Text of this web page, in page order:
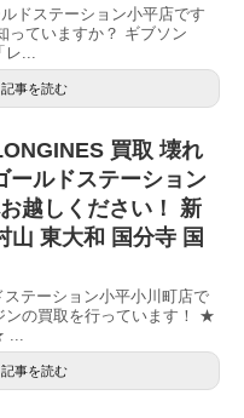
ドステーション小平店です
ていますか？ ギブソン
...
記事を読む
買取 壊れ
ールドステーション
越しください！ 新
山 東大和 国分寺 国
ステーション小平小川町店で
ンの買取を行っています！ ★
記事を読む